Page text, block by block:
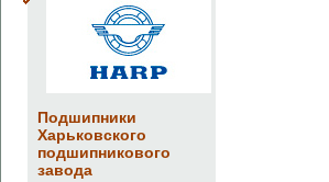
Подшипники
Харьковского
подшипникового
завода